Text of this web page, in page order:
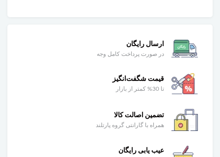
ارسال رایگان
در صورت پرداخت کامل وجه
قیمت شگفت‌انگیز
تا 30% کمتر از بازار
تضمین اصالت کالا
همراه با گارانتی گروه پارتلند
عیب یابی رایگان